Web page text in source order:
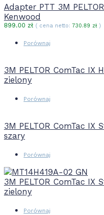
Adapter PTT 3M
Kenwood
899.00 zł ( cena netto: 730.89 zł )
Porównaj
3M PELTOR ComTac IX
zielony
Porównaj
3M PELTOR ComTac IX
szary
Porównaj
3M PELTOR ComTac IX
zielony
Porównaj